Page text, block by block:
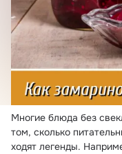
Многие блюда без
том, сколько
ходят легенды.